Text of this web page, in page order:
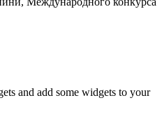
and add some widgets to your